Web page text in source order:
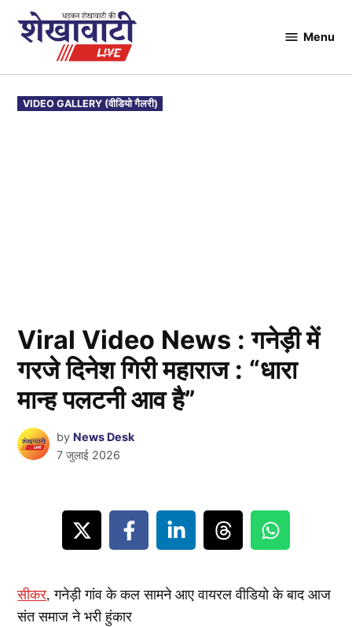
Menu
POSTED
IN
VIDEO GALLERY (वीडियो गैलरी)
Viral Video News : गनेड़ी में
गरजे दिनेश गिरी महाराज : “धारा
मान्ह पलटनी आव है”
by News Desk
7 जुलाई 2026
सीकर, गनेड़ी गांव के कल सामने आए वायरल वीडियो के बाद आज
संत समाज ने भरी हुंकार